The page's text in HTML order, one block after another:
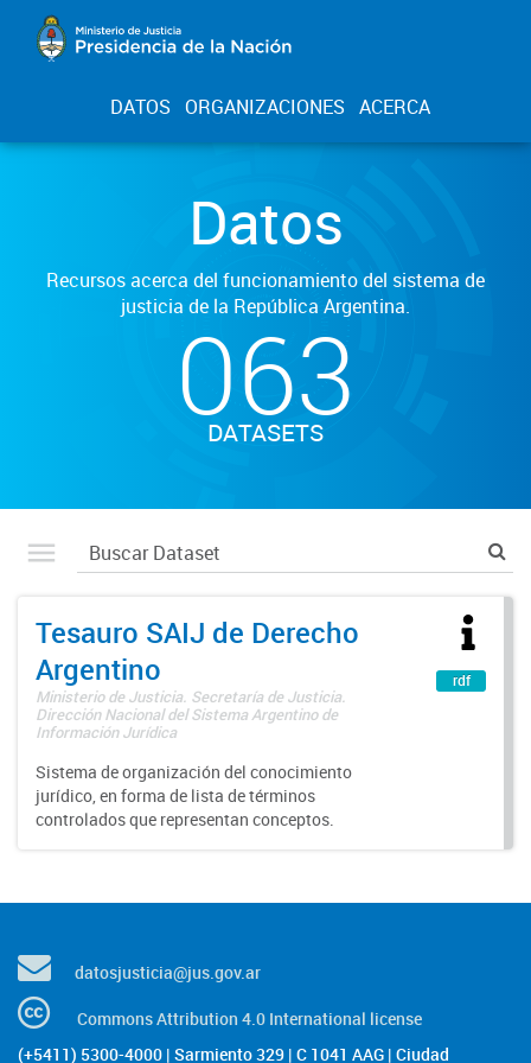
DATOS ORGANIZACIONES ACERCA
Datos
Recursos acerca del funcionamiento del sistema de
justicia de la República Argentina.
063
DATASETS
Tesauro SAIJ de Derecho
Argentino
Ministerio de Justicia. Secretaría de Justicia.
Dirección Nacional del Sistema Argentino de
Información Jurídica
Sistema de organización del conocimiento
jurídico, en forma de lista de términos
controlados que representan conceptos.
rdf
datosjusticia@jus.gov.ar
Commons Attribution 4.0 International license
(+5411) 5300-4000 | Sarmiento 329 | C 1041 AAG | Ciudad